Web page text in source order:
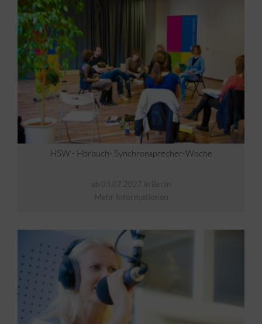
HSW - Hörbuch- Synchronsprecher-Woche
ab 03.07.2027 in Berlin
Mehr Informationen